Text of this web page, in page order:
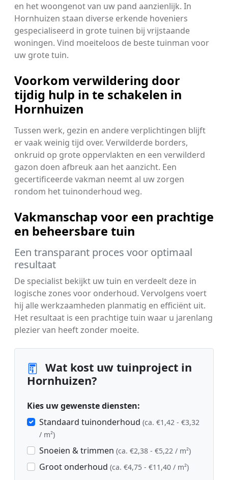
en het woongenot van uw pand aanzienlijk. In
Hornhuizen staan diverse erkende hoveniers
gespecialiseerd in grote tuinen bij vrijstaande
woningen. Vind moeiteloos de beste tuinman voor
uw grote tuin.
Voorkom verwildering door
tijdig hulp in te schakelen in
Hornhuizen
Tussen werk, gezin en andere verplichtingen blijft
er vaak weinig tijd over. Verwilderde borders,
onkruid op grote oppervlakten en een verwilderd
gazon doen afbreuk aan het aanzicht. Een
gecertificeerde vakman neemt al uw zorgen
rondom het tuinonderhoud weg.
Vakmanschap voor een prachtige
en beheersbare tuin
Een transparant proces voor optimaal
resultaat
De specialist bekijkt uw tuin en verdeelt deze in
logische zones voor onderhoud. Vervolgens voert
hij alle werkzaamheden planmatig en efficiënt uit.
Het resultaat is een prachtige tuin waar u jarenlang
plezier van heeft zonder moeite.
Wat kost uw tuinproject in
Hornhuizen?
Kies uw gewenste diensten:
Standaard tuinonderhoud (ca. €1,42 - €3,32
/ m²)
Snoeien & trimmen (ca. €2,38 - €5,22 / m²)
Groot onderhoud (ca. €4,75 - €11,40 / m²)